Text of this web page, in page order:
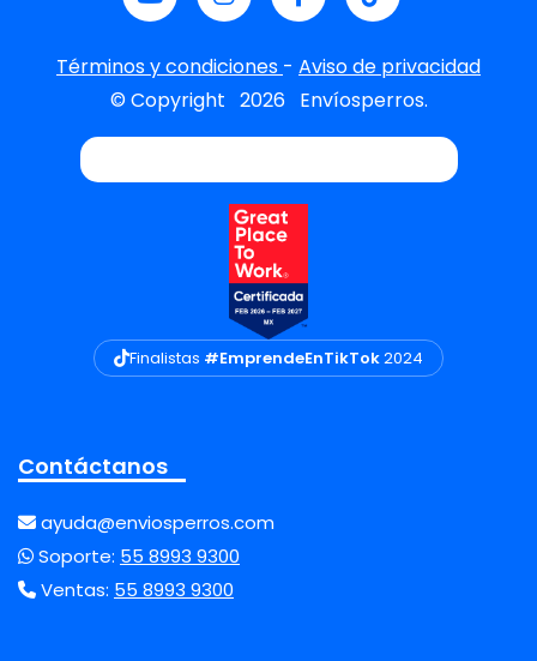
Términos y condiciones - Aviso de privacidad
© Copyright 2026 Envíosperros.
Finalistas #EmprendeEnTikTok2024
Contáctanos
ayuda@enviosperros.com
Soporte: 55 8993 9300
Ventas: 55 8993 9300